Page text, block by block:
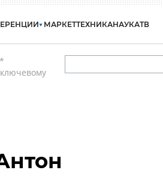
МАРКЕТТЕХНИКАНАУКАТВ
*